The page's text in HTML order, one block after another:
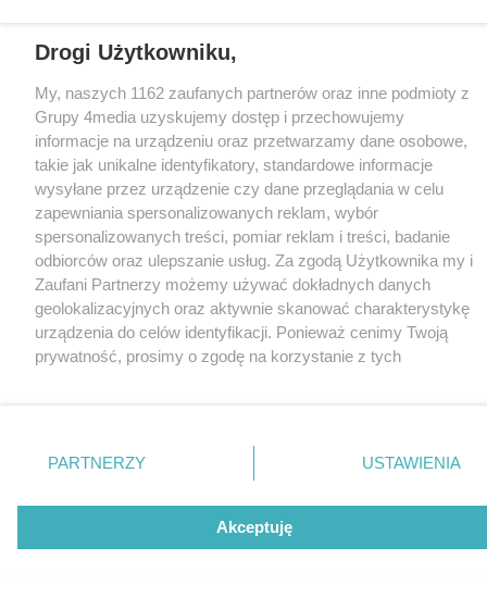
Drogi Użytkowniku,
My, naszych 1162 zaufanych partnerów oraz inne podmioty z
Grupy 4media uzyskujemy dostęp i przechowujemy
informacje na urządzeniu oraz przetwarzamy dane osobowe,
takie jak unikalne identyfikatory, standardowe informacje
wysyłane przez urządzenie czy dane przeglądania w celu
zapewniania spersonalizowanych reklam, wybór
spersonalizowanych treści, pomiar reklam i treści, badanie
odbiorców oraz ulepszanie usług. Za zgodą Użytkownika my i
Zaufani Partnerzy możemy używać dokładnych danych
geolokalizacyjnych oraz aktywnie skanować charakterystykę
urządzenia do celów identyfikacji. Ponieważ cenimy Twoją
prywatność, prosimy o zgodę na korzystanie z tych
. Niektóre rodzaje przetwarzania
zastosowania tylko na tej witrynie.
PARTNERZY USTAWIENIA
Akceptuję